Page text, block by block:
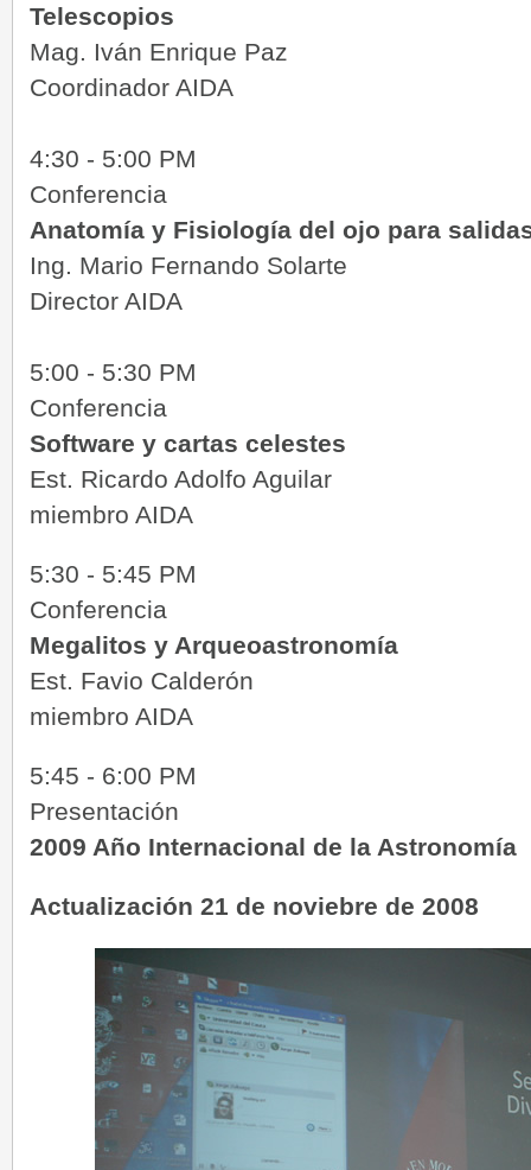
Telescopios
Mag. Iván Enrique Paz
Coordinador AIDA
4:30 - 5:00 PM
Conferencia
Anatomía y Fisiología del ojo para
Ing. Mario Fernando Solarte
Director AIDA
5:00 - 5:30 PM
Conferencia
Software y cartas celestes
Est. Ricardo Adolfo Aguilar
miembro AIDA
5:30 - 5:45 PM
Conferencia
Megalitos y Arqueoastronomía
Est. Favio Calderón
miembro AIDA
5:45 - 6:00 PM
Presentación
2009 Año Internacional de la Astronomía
Actualización 21 de noviebre de 2008